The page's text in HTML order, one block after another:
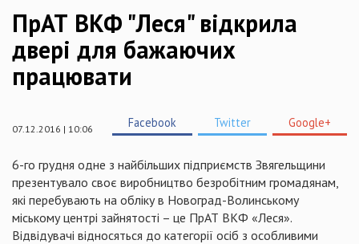
ПрАТ ВКФ "Леся" відкрила
двері для бажаючих
працювати
07.12.2016 | 10:06 Facebook Twitter Google+
6-го грудня одне з найбільших підприємств Звягельщини
презентувало своє виробництво безробітним громадянам,
які перебувають на обліку в Новоград-Волинському
міському центрі зайнятості – це ПрАТ ВКФ «Леся».
Відвідувачі відносяться до категорії осіб з особливими